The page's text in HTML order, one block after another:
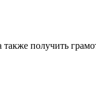
получить